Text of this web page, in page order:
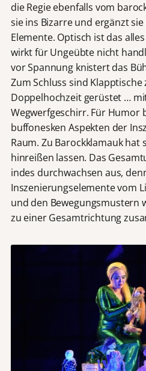
die Regie ebenfalls vom
sie ins Bizarre und ergänzt
Elemente. Optisch ist das
wirkt für Ungeübte nicht
vor Spannung knistert das
Zum Schluss sind
Doppelhochzeit gerüstet …
Wegwerfgeschirr. Für Humor
buffonesken Aspekten der
Raum. Zu Barockklamauk hat
hinreißen lassen. Das
indes durchwachsen aus,
Inszenierungselemente vom
und den Bewegungsmustern
zu einer Gesamtrichtung